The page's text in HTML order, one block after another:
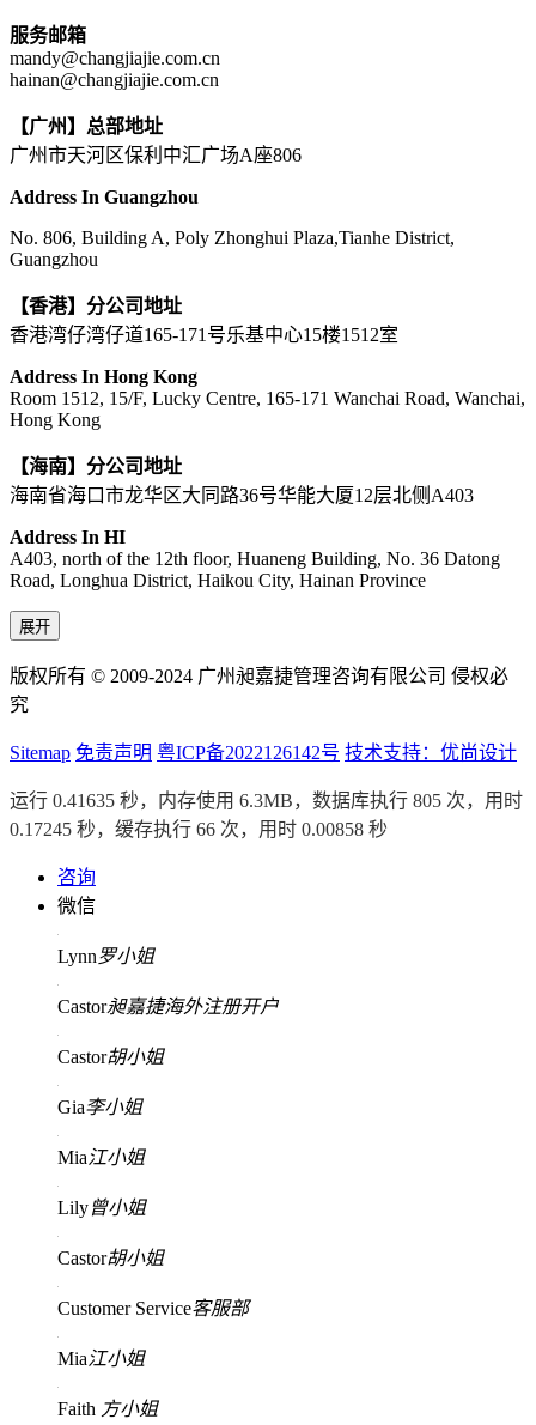
服务邮箱
mandy@changjiajie.com.cn
hainan@changjiajie.com.cn
【广州】总部地址
广州市天河区保利中汇广场A座806
Address In Guangzhou
No. 806, Building A, Poly Zhonghui Plaza,Tianhe District,
Guangzhou
【香港】分公司地址
香港湾仔湾仔道165-171号乐基中心15楼1512室
Address In Hong Kong
Room 1512, 15/F, Lucky Centre, 165-171 Wanchai Road, Wanchai,
Hong Kong
【海南】分公司地址
海南省海口市龙华区大同路36号华能大厦12层北侧A403
Address In HI
A403, north of the 12th floor, Huaneng Building, No. 36 Datong
Road, Longhua District, Haikou City, Hainan Province
展开
版权所有 © 2009-2024 广州昶嘉捷管理咨询有限公司 侵权必
究
Sitemap 免责声明 粤ICP备2022126142号 技术支持：优尚设计
运行 0.41635 秒，内存使用 6.3MB，数据库执行 805 次，用时
0.17245 秒，缓存执行 66 次，用时 0.00858 秒
咨询
微信
Lynn罗小姐
Castor昶嘉捷海外注册开户
Castor胡小姐
Gia李小姐
Mia江小姐
Lily曾小姐
Castor胡小姐
Customer Service客服部
Mia江小姐
Faith 方小姐